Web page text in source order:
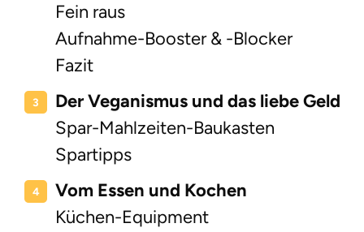
Fein raus
Aufnahme-Booster & -Blocker
Fazit
Der Veganismus und das liebe Geld
Spar-Mahlzeiten-Baukasten
Spartipps
Vom Essen und Kochen
Küchen-Equipment